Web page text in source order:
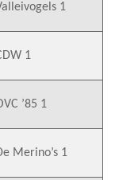
1
1
’85 1
Merino’s 1